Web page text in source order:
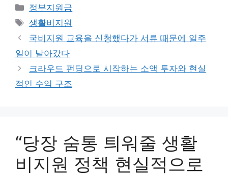
카
테
리
정부지원금
태
그
생활비지원
국비지원 교육을 신청했다가 서류 때문에 일주
일이 날아갔다
크라우드 펀딩으로 시작하는 소액 투자와 현실
적인 수익 구조
“당장 숨통 틔워줄 생활
비지원 정책 현실적으로